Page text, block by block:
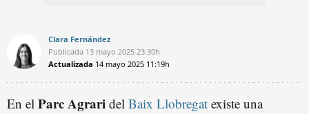
Clara Fernández
Publicada 13 mayo 2025 23:30h
Actualizada 14 mayo 2025 11:19h
En el Parc Agrari del Baix Llobregat existe una